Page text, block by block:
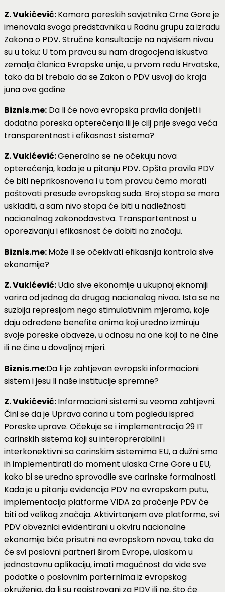
Z. Vukićević:Komora poreskih savjetnika Crne Gore je
imenovala svoga predstavnika u Radnu grupu za izradu
Zakona o PDV. Stručne konsultacije na najvišem nivou
su u toku: U tom pravcu su nam dragocjena iskustva
zemalja članica Evropske unije, u prvom redu Hrvatske,
tako da bi trebalo da se Zakon o PDV usvoji do kraja
juna ove godine
Biznis.me: Da li će nova evropska pravila donijeti i
dodatna poreska opterećenja ili je cilj prije svega veća
transparentnost i efikasnost sistema?
Z. Vukićević:Generalno se ne očekuju nova
opterećenja, kada je u pitanju PDV. Opšta pravila PDV
će biti neprikosnovena i u tom pravcu ćemo morati
poštovati presude evropskog suda. Broj stopa se mora
uskladiti, a sam nivo stopa će biti u nadležnosti
nacionalnog zakonodavstva. Transpartentnost u
oporezivanju i efikasnost će dobiti na značaju.
Biznis.me:Može li se očekivati efikasnija kontrola sive
ekonomije?
Z. Vukićević:Udio sive ekonomije u ukupnoj eknomiji
varira od jednog do drugog nacionalog nivoa. Ista se ne
suzbija represijom nego stimulativnim mjerama, koje
daju određene benefite onima koji uredno izmiruju
svoje poreske obaveze, u odnosu na one koji to ne čine
ili ne čine u dovoljnoj mjeri.
Biznis.me:Da li je zahtjevan evropski informacioni
sistem i jesu li naše institucije spremne?
Z. Vukićević:Informacioni sistemi su veoma zahtjevni.
Čini se da je Uprava carina u tom pogledu ispred
Poreske uprave. Očekuje se i implementracija 29 IT
carinskih sistema koji su interoprerabilni i
interkonektivni sa carinskim sistemima EU, a dužni smo
ih implementirati do moment ulaska Crne Gore u EU,
kako bi se uredno sprovodile sve carinske formalnosti.
Kada je u pitanju evidencija PDV na evropskom putu,
implementacija platforme VIDA za praćenje PDV će
biti od velikog značaja. Aktivirtanjem ove platforme, svi
PDV obveznici evidentirani u okviru nacionalne
ekonomije biće prisutni na evropskom novou, tako da
će svi poslovni partneri širom Evrope, ulaskom u
jednostavnu aplikaciju, imati mogućnost da vide sve
podatke o poslovnim parternima iz evropskog